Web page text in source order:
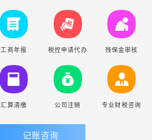
工商年报 税控申请代办 残保金审核
汇算清缴 公司注销 专业财税咨询
记账咨询